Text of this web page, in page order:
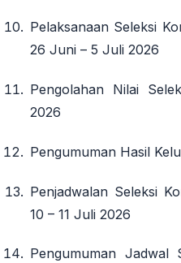
Pelaksanaan Seleksi
26 Juni – 5 Juli 2026
Pengolahan Nilai
2026
Pengumuman Hasil
Penjadwalan Seleksi
10 – 11 Juli 2026
Pengumuman Jadwal